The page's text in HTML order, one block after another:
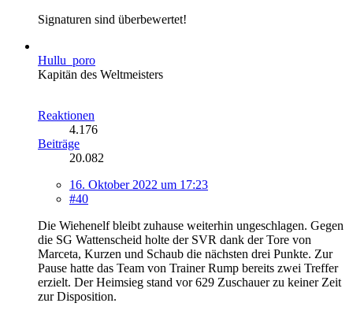
Signaturen sind überbewertet!
Hullu_poro
Kapitän des Weltmeisters
Reaktionen
4.176
Beiträge
20.082
16. Oktober 2022 um 17:23
#40
Die Wiehenelf bleibt zuhause weiterhin ungeschlagen. Gegen
die SG Wattenscheid holte der SVR dank der Tore von
Marceta, Kurzen und Schaub die nächsten drei Punkte. Zur
Pause hatte das Team von Trainer Rump bereits zwei Treffer
erzielt. Der Heimsieg stand vor 629 Zuschauer zu keiner Zeit
zur Disposition.